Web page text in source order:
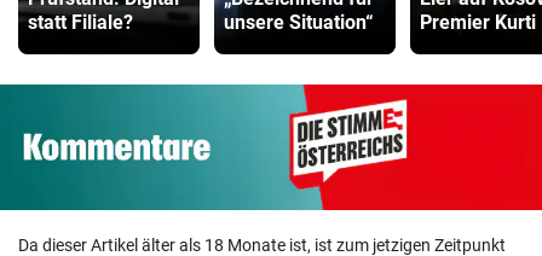
statt Filiale?
unsere Situation“
Premier Kurti
Da dieser Artikel älter als 18 Monate ist, ist zum jetzigen Zeitpunkt